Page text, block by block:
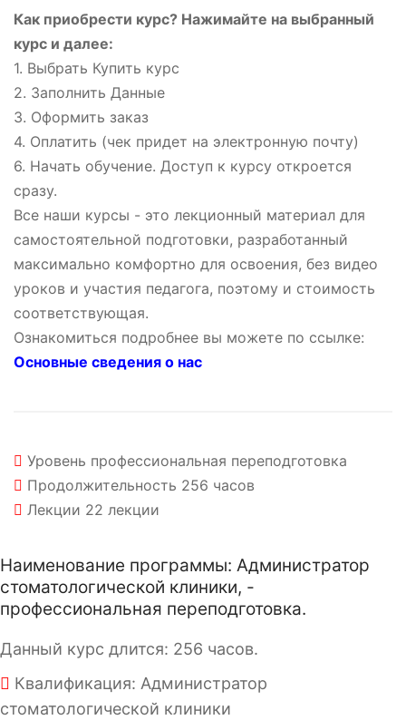
Как приобрести курс? Нажимайте на выбранный
курс и далее:
1. Выбрать Купить курс
2. Заполнить Данные
3. Оформить заказ
4. Оплатить (чек придет на электронную почту)
6. Начать обучение. Доступ к курсу откроется
сразу.
Все наши курсы - это лекционный материал для
самостоятельной подготовки, разработанный
максимально комфортно для освоения, без видео
уроков и участия педагога, поэтому и стоимость
соответствующая.
Ознакомиться подробнее вы можете по ссылке:
Основные сведения о нас
Уровень профессиональная переподготовка
Продолжительность 256 часов
Лекции 22 лекции
Наименование программы: Администратор
стоматологической клиники, -
профессиональная переподготовка.
Данный курс длится: 256 часов.
Квалификация: Администратор
стоматологической клиники